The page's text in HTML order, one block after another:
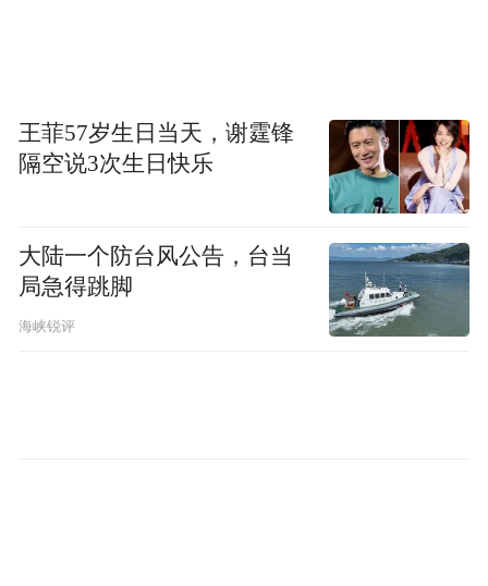
(本文章版权归凤凰网所有，未经授权，不得转载)
王菲57岁生日当天，谢霆锋
隔空说3次生日快乐
大陆一个防台风公告，台当
局急得跳脚
海峡锐评